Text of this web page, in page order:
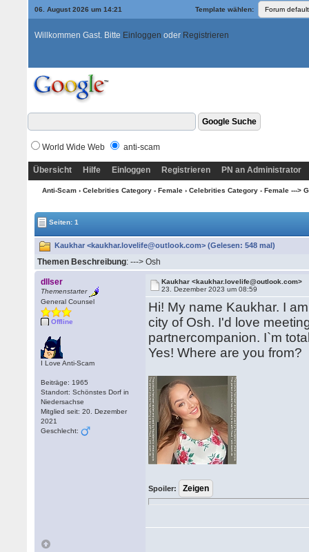
06. August 2026 um 14:21 Template wählen:
Willkommen Gast. Bitte Einloggen oder Registrieren
World Wide Web anti-scam
Übersicht Hilfe Einloggen Registrieren PN an Administrator
Anti-Scam› Celebrities Category - Female› Celebrities Category - Female --->
Seiten: 1
Kaukhar <kaukhar.lovelife@outlook.com> (Gelesen: 548 mal)
Themen Beschreibung: ---> Osh
dllser
Themenstarter
General Counsel
Offline
I Love Anti-Scam
Beiträge: 1965
Standort: Schönstes Dorf in
Niedersachse
Mitglied seit: 20. Dezember
2021
Geschlecht:
Kaukhar <kaukhar.lovelife@outlook.com>
23. Dezember 2023 um 08:59
Hi! My name Kaukhar. I
city of Osh. I'd love
partnercompanion. I`m
Yes! Where are you from?
Spoiler: